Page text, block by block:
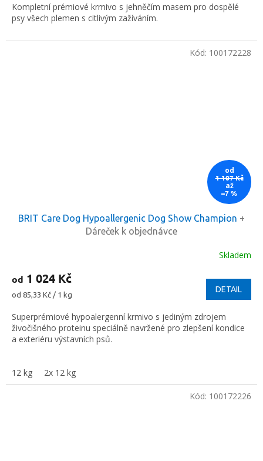
Kompletní prémiové krmivo s jehněčím masem pro dospělé
psy všech plemen s citlivým zažíváním.
od
1 107 Kč
až
–7 %
BRIT Care Dog Hypoallergenic Dog Show Champion +
Dáreček k objednávce
Skladem
od 1 024 Kč
Měrná
od 85,33 Kč / 1 kg
DETAIL
Superprémiové hypoalergenní krmivo s jediným zdrojem
živočišného proteinu speciálně navržené pro zlepšení kondice
a exteriéru výstavních psů.
12 kg 2x 12 kg
Kód: 100172228
Kód: 100172226